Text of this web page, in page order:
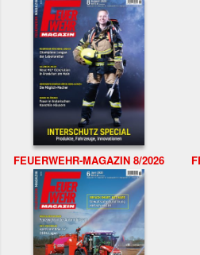
FEUERWEHR-MAGAZIN 8/2026